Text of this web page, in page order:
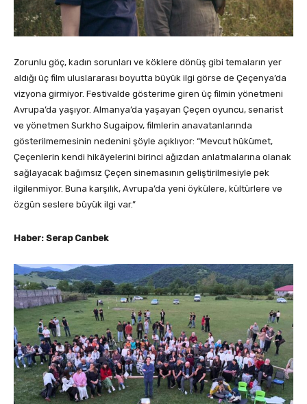
Zorunlu göç, kadın sorunları ve köklere dönüş gibi temaların yer
aldığı üç film uluslararası boyutta büyük ilgi görse de Çeçenya’da
vizyona girmiyor. Festivalde gösterime giren üç filmin yönetmeni
Avrupa’da yaşıyor. Almanya’da yaşayan Çeçen oyuncu, senarist
ve yönetmen Surkho Sugaipov, filmlerin anavatanlarında
gösterilmemesinin nedenini şöyle açıklıyor: “Mevcut hükümet,
Çeçenlerin kendi hikâyelerini birinci ağızdan anlatmalarına olanak
sağlayacak bağımsız Çeçen sinemasının geliştirilmesiyle pek
ilgilenmiyor. Buna karşılık, Avrupa’da yeni öykülere, kültürlere ve
özgün seslere büyük ilgi var.”
Haber: Serap Canbek